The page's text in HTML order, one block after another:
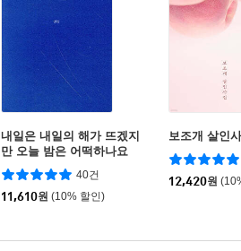
내일은 내일의 해가 뜨겠지
만 오늘 밤은 어떡하나요
40건
11,610원 (10% 할인)
보조개 살인
12,420원